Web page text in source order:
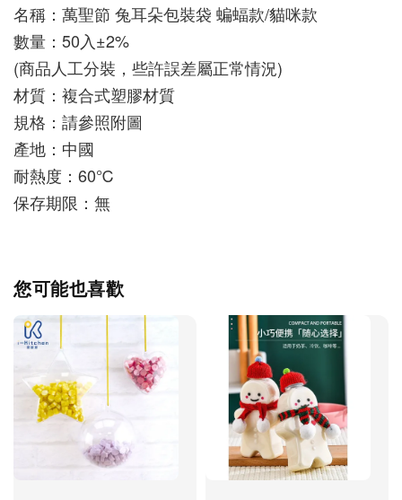
名稱：萬聖節 兔耳朵包裝袋 蝙蝠款/貓咪款
數量：50入±2%
(商品人工分裝，些許誤差屬正常情況)
材質：複合式塑膠材質
規格：請參照附圖
產地：中國
耐熱度：60℃
保存期限：無
您可能也喜歡